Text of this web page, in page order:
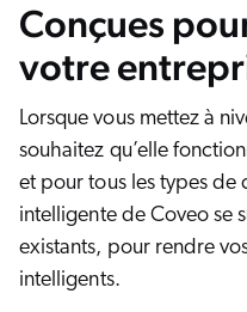
Conçues
votre
Lorsque vous mettez à
souhaitez qu’elle
et pour tous les types de
intelligente de Coveo se
existants, pour rendre
intelligents.